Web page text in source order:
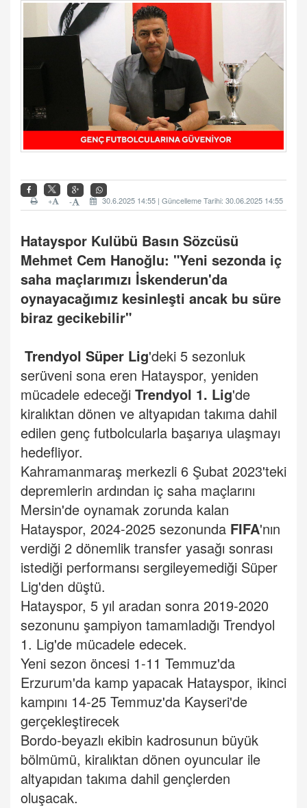
30.6.2025 14:55 | Güncelleme Tarihi: 30.06.2025 14:55
-
+
Hatayspor Kulübü Basın Sözcüsü
Mehmet Cem Hanoğlu: "Yeni sezonda iç
saha maçlarımızı İskenderun'da
oynayacağımız kesinleşti ancak bu süre
biraz gecikebilir"
Trendyol Süper Lig'deki 5 sezonluk
serüveni sona eren Hatayspor, yeniden
mücadele edeceği Trendyol 1. Lig'de
kiralıktan dönen ve altyapıdan takıma dahil
edilen genç futbolcularla başarıya ulaşmayı
hedefliyor.
Kahramanmaraş merkezli 6 Şubat 2023'teki
depremlerin ardından iç saha maçlarını
Mersin'de oynamak zorunda kalan
Hatayspor, 2024-2025 sezonunda FIFA'nın
verdiği 2 dönemlik transfer yasağı sonrası
istediği performansı sergileyemediği Süper
Lig'den düştü.
Hatayspor, 5 yıl aradan sonra 2019-2020
sezonunu şampiyon tamamladığı Trendyol
1. Lig'de mücadele edecek.
Yeni sezon öncesi 1-11 Temmuz'da
Erzurum'da kamp yapacak Hatayspor, ikinci
kampını 14-25 Temmuz'da Kayseri'de
gerçekleştirecek
Bordo-beyazlı ekibin kadrosunun büyük
bölmümü, kiralıktan dönen oyuncular ile
altyapıdan takıma dahil gençlerden
oluşacak.